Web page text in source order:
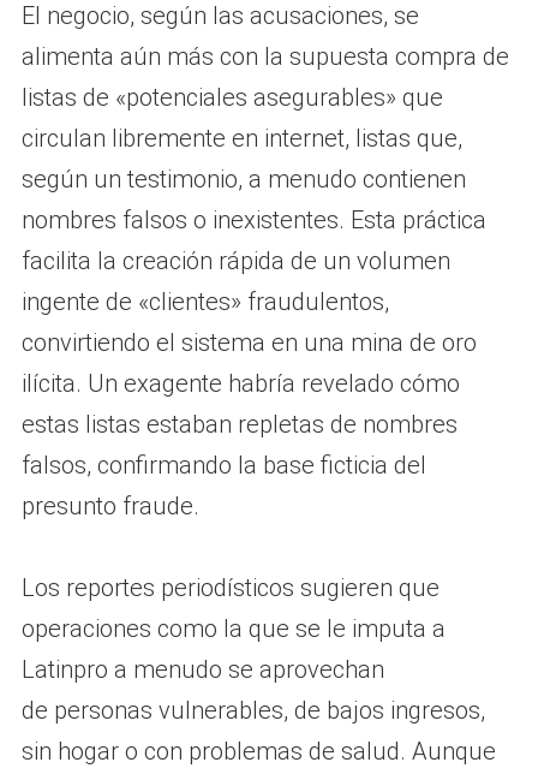
El negocio, según las acusaciones, se
alimenta aún más con la supuesta compra de
listas de «potenciales asegurables» que
circulan libremente en internet, listas que,
según un testimonio, a menudo contienen
nombres falsos o inexistentes. Esta práctica
facilita la creación rápida de un volumen
ingente de «clientes» fraudulentos,
convirtiendo el sistema en una mina de oro
ilícita. Un exagente habría revelado cómo
estas listas estaban repletas de nombres
falsos, confirmando la base ficticia del
presunto fraude.
Los reportes periodísticos sugieren que
operaciones como la que se le imputa a
Latinpro a menudo se aprovechan
de personas vulnerables, de bajos ingresos,
sin hogar o con problemas de salud. Aunque